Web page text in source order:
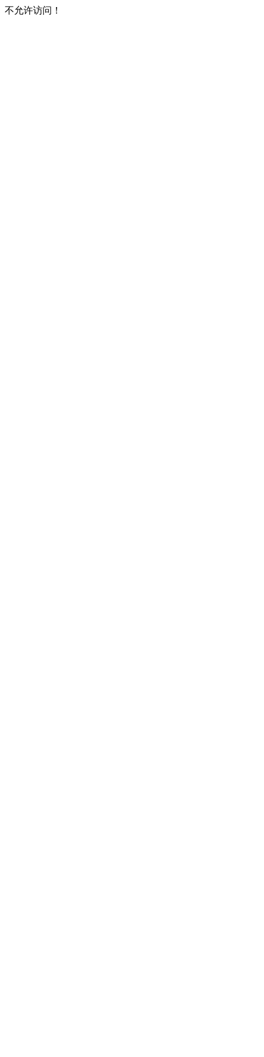
不允许访问！